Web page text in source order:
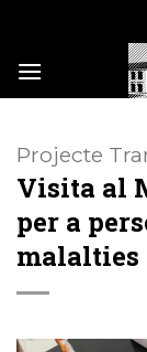
content
Projecte
Visita al
per a
malalties